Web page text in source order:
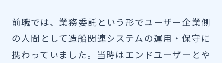
前職では、業務委託という形でユーザー企業側
の人間として造船関連システムの運用・保守に
携わっていました。当時はエンドユーザーとや